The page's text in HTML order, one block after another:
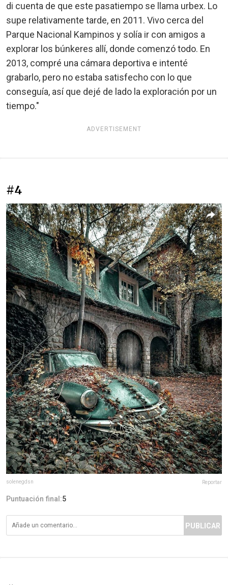
di cuenta de que este pasatiempo se llama urbex. Lo
supe relativamente tarde, en 2011. Vivo cerca del
Parque Nacional Kampinos y solía ir con amigos a
explorar los búnkeres allí, donde comenzó todo. En
2013, compré una cámara deportiva e intenté
grabarlo, pero no estaba satisfecho con lo que
conseguía, así que dejé de lado la exploración por un
tiempo."
ADVERTISEMENT
#4
solenegdsn Reportar
Puntuación final:5
PUBLICAR